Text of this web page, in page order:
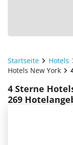
Startseite Hotels
Hotels New York
4 Sterne
269